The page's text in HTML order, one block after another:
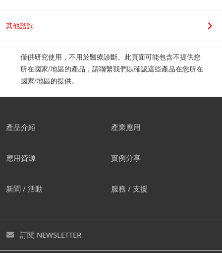
其他諮詢
僅供研究使用，不用於醫療診斷。此頁面可能包含不提供您
所在國家/地區的產品，請聯繫我們以確認這些產品在您所在
國家/地區的提供。
產品介紹 產業應用
應用資源 實例分享
新聞 / 活動 服務 / 支援
訂閱 NEWSLETTER